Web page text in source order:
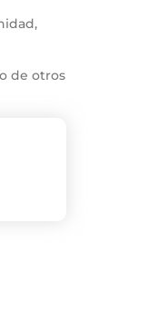
de otros